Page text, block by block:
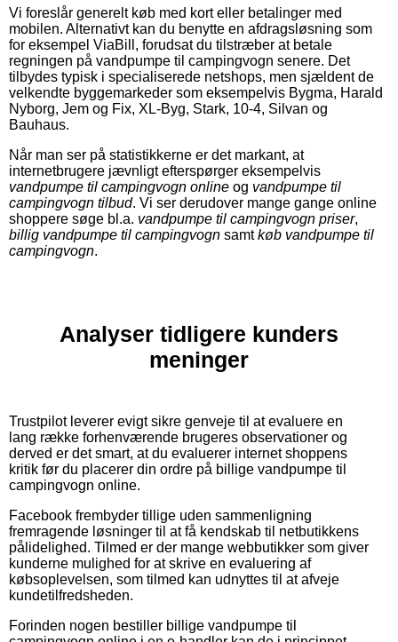
Vi foreslår generelt køb med kort eller betalinger med
mobilen. Alternativt kan du benytte en afdragsløsning som
for eksempel ViaBill, forudsat du tilstræber at betale
regningen på vandpumpe til campingvogn senere. Det
tilbydes typisk i specialiserede netshops, men sjældent de
velkendte byggemarkeder som eksempelvis Bygma, Harald
Nyborg, Jem og Fix, XL-Byg, Stark, 10-4, Silvan og
Bauhaus.
Når man ser på statistikkerne er det markant, at
internetbrugere jævnligt efterspørger eksempelvis
vandpumpe til campingvogn online og vandpumpe til
campingvogn tilbud. Vi ser derudover mange gange online
shoppere søge bl.a. vandpumpe til campingvogn priser,
billig vandpumpe til campingvogn samtkøb vandpumpe til
campingvogn.
Analyser tidligere kunders
meninger
Trustpilot leverer evigt sikre genveje til at evaluere en
lang række forhenværende brugeres observationer og
derved er det smart, at du evaluerer internet shoppens
kritik før du placerer din ordre på billige vandpumpe til
campingvogn online.
Facebook frembyder tillige uden sammenligning
fremragende løsninger til at få kendskab til netbutikkens
pålidelighed. Tilmed er der mange webbutikker som giver
kunderne mulighed for at skrive en evaluering af
købsoplevelsen, som tilmed kan udnyttes til at afveje
kundetilfredsheden.
Forinden nogen bestiller billige vandpumpe til